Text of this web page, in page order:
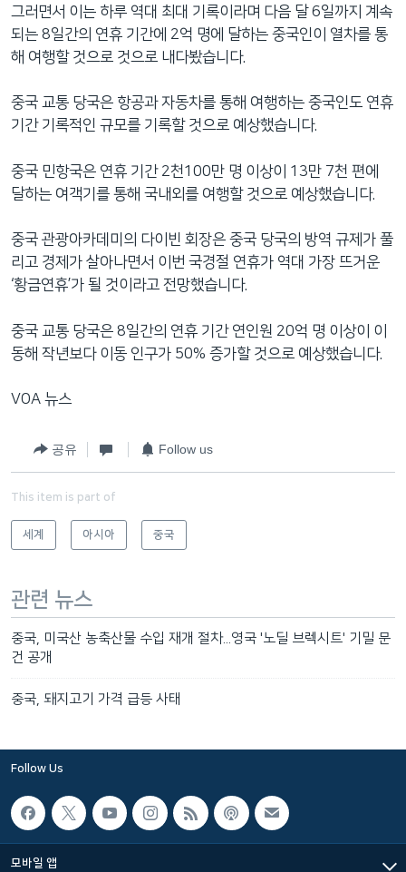
그러면서 이는 하루 역대 최대 기록이라며 다음 달 6일까지 계속
되는 8일간의 연휴 기간에 2억 명에 달하는 중국인이 열차를 통
해 여행할 것으로 것으로 내다봤습니다.
중국 교통 당국은 항공과 자동차를 통해 여행하는 중국인도 연휴
기간 기록적인 규모를 기록할 것으로 예상했습니다.
중국 민항국은 연휴 기간 2천100만 명 이상이 13만 7천 편에
달하는 여객기를 통해 국내외를 여행할 것으로 예상했습니다.
중국 관광아카데미의 다이빈 회장은 중국 당국의 방역 규제가 풀
리고 경제가 살아나면서 이번 국경절 연휴가 역대 가장 뜨거운
‘황금연휴’가 될 것이라고 전망했습니다.
중국 교통 당국은 8일간의 연휴 기간 연인원 20억 명 이상이 이
동해 작년보다 이동 인구가 50% 증가할 것으로 예상했습니다.
VOA 뉴스
공유 Follow us
This item is part of
세계 아시아 중국
관련 뉴스
중국, 미국산 농축산물 수입 재개 절차...영국 '노딜 브렉시트' 기밀 문
건 공개
중국, 돼지고기 가격 급등 사태
Follow Us
모바일 앱